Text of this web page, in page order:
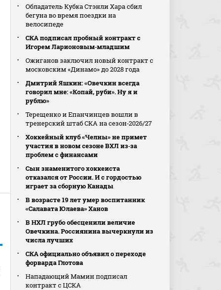
Обладатель Кубка Стэнли Хара сбил
бегуна во время поездки на
велосипеде
СКА подписал пробный контракт с
Игорем Ларионовым‑младшим
Ожиганов заключил новый контракт с
московским «Динамо» до 2028 года
Дмитрий Яшкин: «Овечкин всегда
говорил мне: «Копай, руби». Ну я и
рублю»
Терещенко и Епанчинцев вошли в
тренерский штаб СКА на сезон‑2026/27
Хоккейный клуб «Челны» не примет
участия в новом сезоне ВХЛ из‑за
проблем с финансами
Сын знаменитого хоккеиста
отказался от России. И с гордостью
играет за сборную Канады
В возрасте 19 лет умер воспитанник
«Салавата Юлаева» Ханов
В НХЛ грубо обесценили величие
Овечкина. Россиянина вычеркнули из
числа лучших
СКА официально объявил о переходе
форварда Глотова
Нападающий Мамин подписал
контракт с ЦСКА